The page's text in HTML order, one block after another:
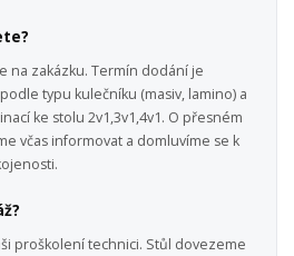
na zakázku. Termín dodání je
typu kulečníku (masiv, lamino) a
ke stolu 2v1,3v1,4v1. O přesném
včas informovat a domluvíme se k
proškolení technici. Stůl dovezeme